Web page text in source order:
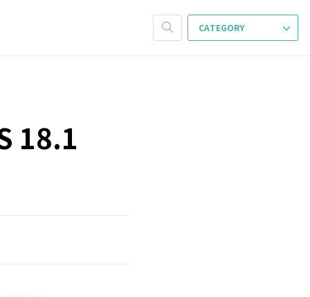
CATEGORY
18.1